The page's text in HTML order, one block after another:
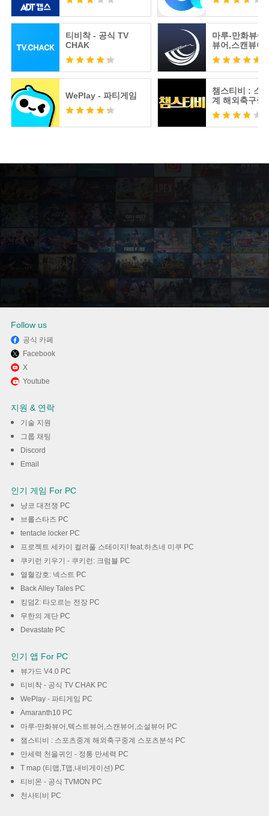
티비착 - 공식 TV
CHAK
WePlay - 파티게임
마루-만화뷰어
뷰어,스캔뷰어
어
챔스티비 : 스
계 해외축구중
츠분석
Memu Play에서 고속도로교통정
Follow us
공식 카페
Facebook
X
Youtube
지원 & 연락
기술 지원
그룹 채팅
Discord
Email
인기 게임 For PC
냥코 대전쟁 PC
브롤스타즈 PC
tentacle locker PC
프로젝트 세카이 컬러풀 스테이지! feat.하츠네 미쿠 PC
쿠키런 키우기 - 쿠키런: 크럼블 PC
열혈강호: 넥스트 PC
Back Alley Tales PC
킹덤2: 타오르는 전장 PC
무한의 계단 PC
Devastate PC
인기 앱 For PC
뷰가드 V4.0 PC
티비착 - 공식 TV CHAK PC
WePlay - 파티게임 PC
Amaranth10 PC
마루-만화뷰어,텍스트뷰어,스캔뷰어,소설뷰어 PC
챔스티비 : 스포츠중계 해외축구중계 스포츠분석 PC
만세력 천을귀인 - 정통 만세력 PC
T map (티맵,T맵,내비게이션) PC
티비몬 - 공식 TVMON PC
천사티비 PC